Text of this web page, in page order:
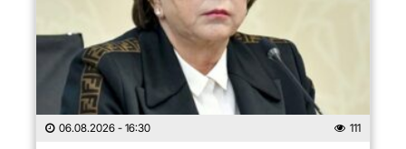
06.08.2026 - 16:30 111